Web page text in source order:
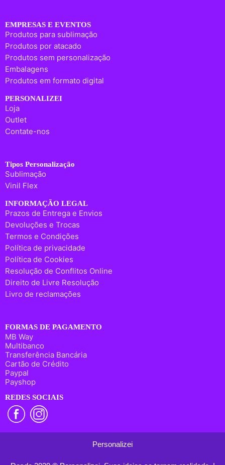
EMPRESAS E EVENTOS
Produtos para sublimação
Produtos por atacado
Produtos sem personalização
Embalagens
Produtos em formato digital
PERSONALIZEI
Loja
Outlet
Contate-nos
Tipos Personalização
Sublimação
Vinil Flex
INFORMAÇÃO LEGAL
Prazos de Entrega e Envios
Devoluções e Trocas
Termos e Condições
Política de privacidade
Política de Cookies
Resolução de Conflitos Online
Direito de Livre Resolução
Livro de reclamações
FORMAS DE PAGAMENTO
MB Way
Multibanco
Transferência Bancária
Cartão de Crédito
Paypal
Payshop
REDES SOCIAIS
Personalizei